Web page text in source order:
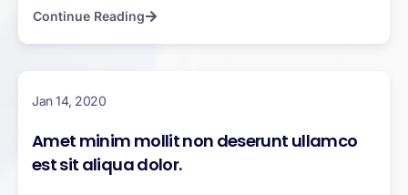
Continue Reading
Jan 14, 2020
Amet minim mollit non deserunt ullamco
est sit aliqua dolor.